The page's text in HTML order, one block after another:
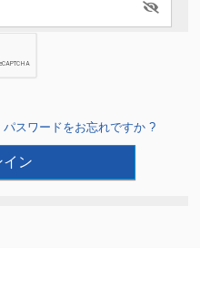
パスワードをお忘れですか ?